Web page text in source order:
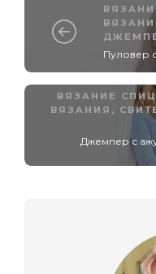
Пуловер
ВЯЗАНИЕ
ВЯЗАНИЯ ,
Джемпер с